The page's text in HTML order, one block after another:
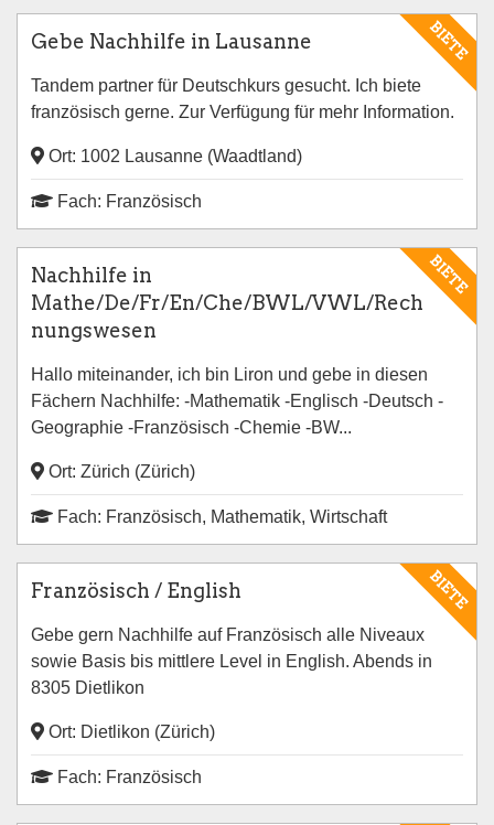
BIETE
Gebe Nachhilfe in Lausanne
Tandem partner für Deutschkurs gesucht. Ich biete
französisch gerne. Zur Verfügung für mehr Information.
Ort: 1002 Lausanne (Waadtland)
Fach: Französisch
BIETE
Nachhilfe in
Mathe/De/Fr/En/Che/BWL/VWL/Rech
nungswesen
Hallo miteinander, ich bin Liron und gebe in diesen
Fächern Nachhilfe: -Mathematik -Englisch -Deutsch -
Geographie -Französisch -Chemie -BW...
Ort: Zürich (Zürich)
Fach: Französisch, Mathematik, Wirtschaft
BIETE
Französisch / English
Gebe gern Nachhilfe auf Französisch alle Niveaux
sowie Basis bis mittlere Level in English. Abends in
8305 Dietlikon
Ort: Dietlikon (Zürich)
Fach: Französisch